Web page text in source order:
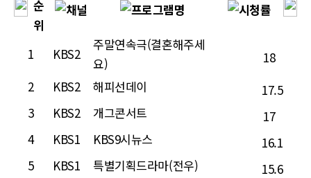
1 KBS2
주말연속극(결혼해주세
요)
18
2
KBS2 해피선데이
17.5
3
KBS2 개그콘서트
17
4
KBS1 KBS9시뉴스
16.1
5
KBS1 특별기획드라마(전우)
15.6